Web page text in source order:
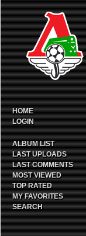
HOME
LOGIN
ALBUM LIST
LAST UPLOADS
LAST COMMENTS
MOST VIEWED
TOP RATED
MY FAVORITES
SEARCH